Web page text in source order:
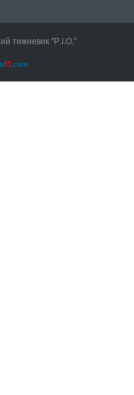
тижневик "Р.І.О."
IT.com